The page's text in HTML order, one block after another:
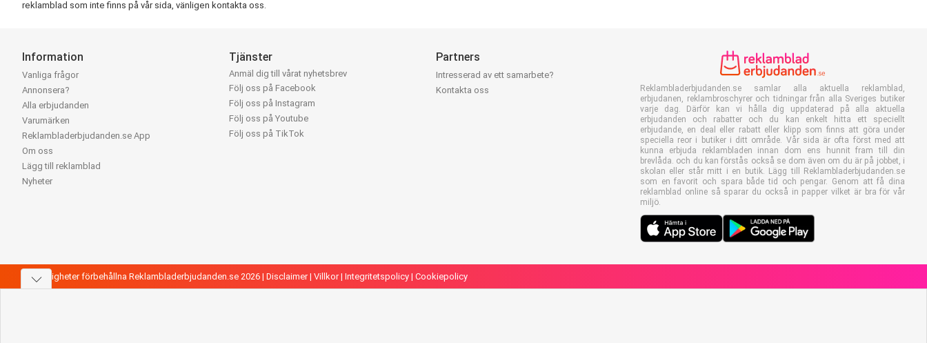
reklamblad som inte finns på vår sida, vänligen kontakta oss.
Information
Vanliga frågor
Annonsera?
Alla erbjudanden
Varumärken
Reklambladerbjudanden.se App
Om oss
Lägg till reklamblad
Nyheter
Tjänster
Anmäl dig till vårat nyhetsbrev
Följ oss på Facebook
Följ oss på Instagram
Följ oss på Youtube
Följ oss på TikTok
Partners
Intresserad av ett samarbete?
Kontakta oss
Reklambladerbjudanden.se samlar alla aktuella reklamblad,
erbjudanen, reklambroschyrer och tidningar från alla Sveriges butiker
varje dag. Därför kan vi hålla dig uppdaterad på alla aktuella
erbjudanden och rabatter och du kan enkelt hitta ett speciellt
erbjudande, en deal eller rabatt eller klipp som finns att göra under
speciella reor i butiker i ditt område. Vår sida är ofta först med att
kunna erbjuda reklambladen innan dom ens hunnit fram till din
brevlåda. och du kan förstås också se dom även om du är på jobbet, i
skolan eller står mitt i en butik. Lägg till Reklambladerbjudanden.se
som en favorit och spara både tid och pengar. Genom att få dina
reklamblad online så sparar du också in papper vilket är bra för vår
miljö.
Alla rättigheter förbehållna Reklambladerbjudanden.se 2026 | Disclaimer| Villkor| Integritetspolicy | Cookiepolicy